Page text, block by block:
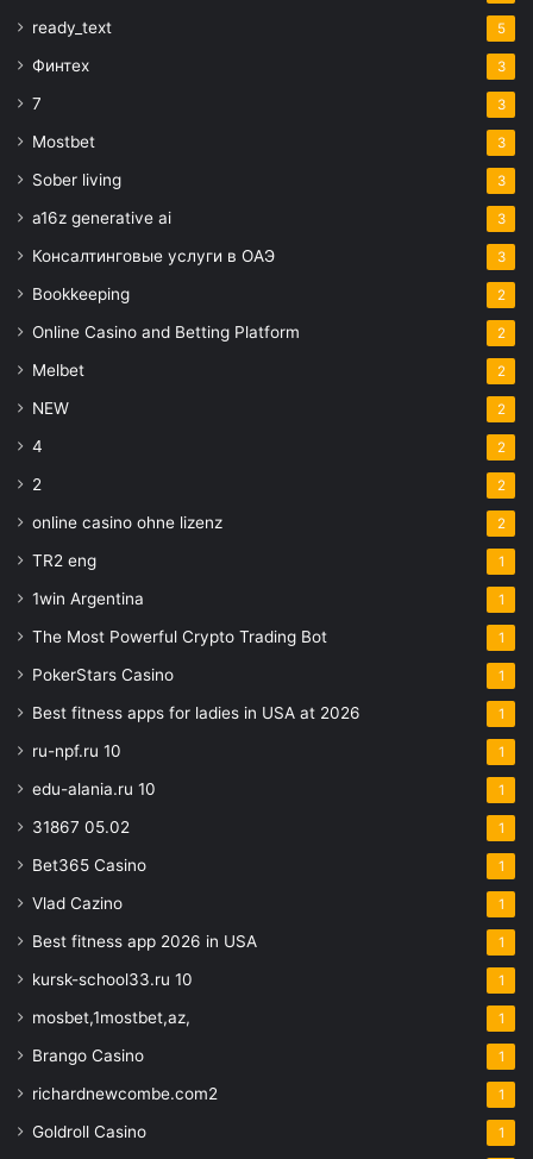
ready_text 5
Финтех 3
7 3
Mostbet 3
Sober living 3
a16z generative ai 3
Консалтинговые услуги в ОАЭ 3
Bookkeeping 2
Online Casino and Betting Platform 2
Melbet 2
NEW 2
4 2
2 2
online casino ohne lizenz 2
TR2 eng 1
1win Argentina 1
The Most Powerful Crypto Trading Bot 1
PokerStars Casino 1
Best fitness apps for ladies in USA at 2026 1
ru-npf.ru 10 1
edu-alania.ru 10 1
31867 05.02 1
Bet365 Casino 1
Vlad Cazino 1
Best fitness app 2026 in USA 1
kursk-school33.ru 10 1
mosbet,1mostbet,az, 1
Brango Casino 1
richardnewcombe.com2 1
Goldroll Casino 1